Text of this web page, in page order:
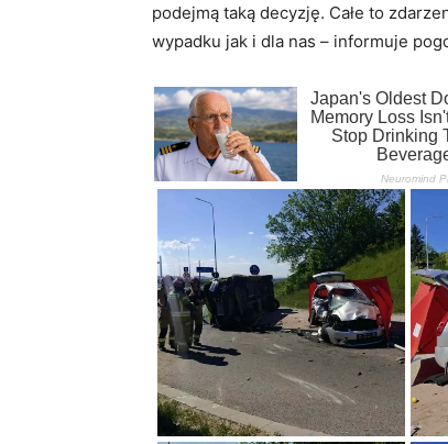
podejmą taką decyzję. Całe to
wypadku jak i dla nas – informuje